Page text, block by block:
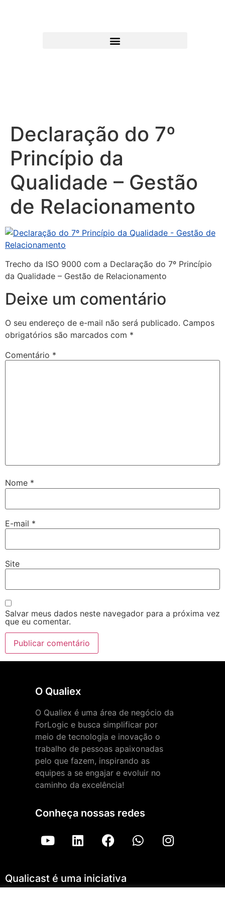
Declaração do 7º
Princípio da
Qualidade – Gestão
de Relacionamento
Trecho da ISO 9000 com a Declaração do 7º Princípio
da Qualidade – Gestão de Relacionamento
Deixe um comentário
O seu endereço de e-mail não será publicado. Campos
obrigatórios são marcados com *
Comentário *
Nome *
E-mail *
Site
Salvar meus dados neste navegador para a próxima vez
que eu comentar.
O Qualiex
O Qualiex é uma área de negócio da
ForLogic e busca simplificar por
meio de tecnologia e inovação o
trabalho de pessoas apaixonadas
pelo que fazem, inspirando as
equipes a se engajar e evoluir no
caminho da excelência!
Conheça nossas redes
Qualicast é uma iniciativa